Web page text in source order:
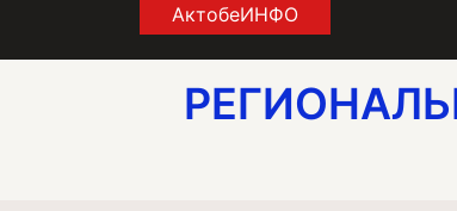
АктобеИНФО